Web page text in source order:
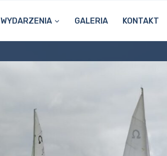
WYDARZENIA GALERIA KONTAKT